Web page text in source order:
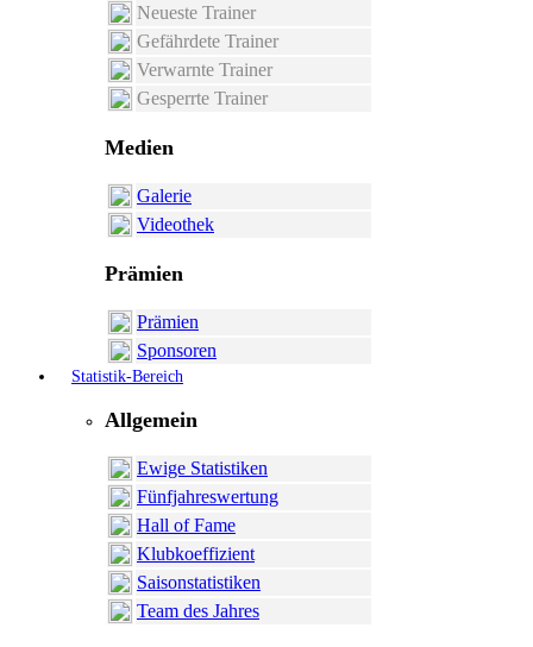
Neueste Trainer
Gefährdete Trainer
Verwarnte Trainer
Gesperrte Trainer
Medien
Galerie
Videothek
Prämien
Prämien
Sponsoren
Statistik-Bereich
Allgemein
Ewige Statistiken
Fünfjahreswertung
Hall of Fame
Klubkoeffizient
Saisonstatistiken
Team des Jahres